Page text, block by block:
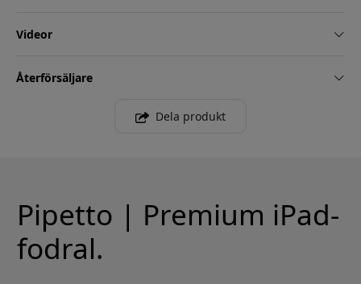
Videor
Återförsäljare
Dela produkt
Pipetto | Premium iPad-
fodral.